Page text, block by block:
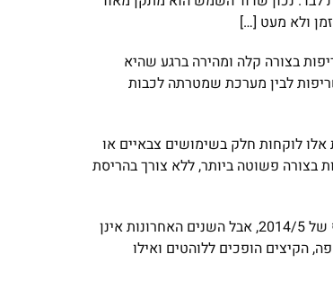
ולא מעט […]
בצורה קלה ומהירה ברגע שהיא
לבין מערכת שמטרתה לכבות
לוקחות חלק בשימושים צבאיים או
בצורה פשוטה ביותר, ללא צורך בהריסת
כל חורף אנחנו עומדים בפני אותו אתגר, מה נעשה כשיתחיל להיות קר? החזאים יאמרו שהלוואי ויהיה פה כל שנה חורף רציני כמו החורף של 2014/5, אבל השנים האחרונות אינן
הקיצים הופכים ללוהטים ואילו